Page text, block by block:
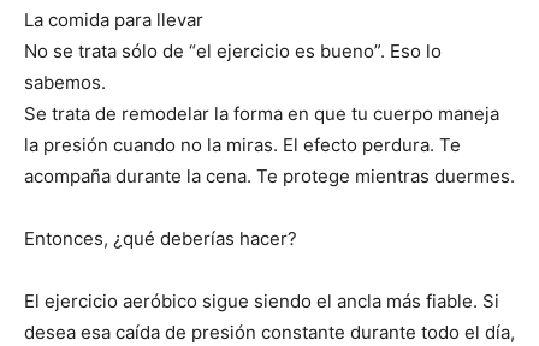
La comida para llevar
No se trata sólo de “el ejercicio es bueno”. Eso lo
sabemos.
Se trata de remodelar la forma en que tu cuerpo maneja
la presión cuando no la miras. El efecto perdura. Te
acompaña durante la cena. Te protege mientras duermes.
Entonces, ¿qué deberías hacer?
El ejercicio aeróbico sigue siendo el ancla más fiable. Si
desea esa caída de presión constante durante todo el día,